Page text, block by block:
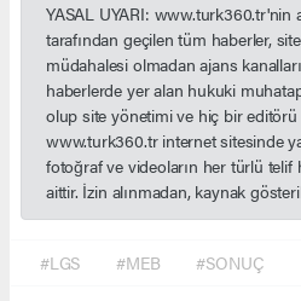
YASAL UYARI: www.turk360.tr'nin
tarafından geçilen tüm haberler,
müdahalesi olmadan ajans
haberlerde yer alan hukuki
olup site yönetimi ve hiç bir
www.turk360.tr internet sitesinde
fotoğraf ve videoların her türlü telif
aittir. İzin alınmadan, kaynak
#LGS #MEB #SONUÇ